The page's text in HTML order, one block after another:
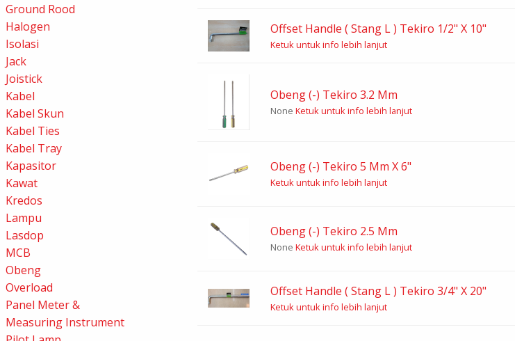
Ground Rood
Halogen
Isolasi
Jack
Joistick
Kabel
Kabel Skun
Kabel Ties
Kabel Tray
Kapasitor
Kawat
Kredos
Lampu
Lasdop
MCB
Obeng
Overload
Panel Meter &
Measuring Instrument
Offset Handle ( Stang L ) Tekiro 1/2" X 10"
Ketuk untuk info lebih lanjut
Obeng (-) Tekiro 3.2 Mm
None Ketuk untuk info lebih lanjut
Obeng (-) Tekiro 5 Mm X 6"
Ketuk untuk info lebih lanjut
Obeng (-) Tekiro 2.5 Mm
None Ketuk untuk info lebih lanjut
Offset Handle ( Stang L ) Tekiro 3/4" X 20"
Ketuk untuk info lebih lanjut